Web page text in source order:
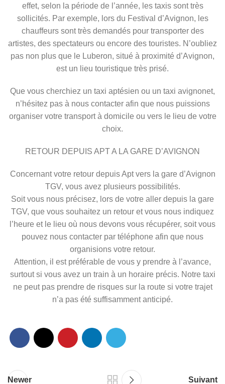
effet, selon la période de l’année, les taxis sont très
sollicités. Par exemple, lors du Festival d’Avignon, les
chauffeurs sont très demandés pour transporter des
artistes, des spectateurs ou encore des touristes. N’oubliez
pas non plus que le Luberon, situé à proximité d’Avignon,
est un lieu touristique très prisé.
Que vous cherchiez un taxi aptésien ou un taxi avignonet,
n’hésitez pas à nous contacter afin que nous puissions
organiser votre transport à domicile ou vers le lieu de votre
choix.
RETOUR DEPUIS APT A LA GARE D’AVIGNON
Concernant votre retour depuis Apt vers la gare d’Avignon
TGV, vous avez plusieurs possibilités.
Soit vous nous précisez, lors de votre aller depuis la gare
TGV, que vous souhaitez un retour et vous nous indiquez
l’heure et le lieu où nous devons vous récupérer, soit vous
pouvez nous contacter par téléphone afin que nous
organisions votre retour.
Attention, il est préférable de vous y prendre à l’avance,
surtout si vous avez un train à un horaire précis. Notre taxi
ne peut pas prendre de risques sur la route si votre trajet
n’a pas été suffisamment anticipé.
Newer Suivant